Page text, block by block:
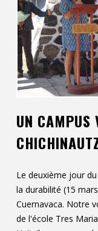
UN
Le deuxième jour
la durabilité (15
Cuernavaca. Notre
de l'école Tres